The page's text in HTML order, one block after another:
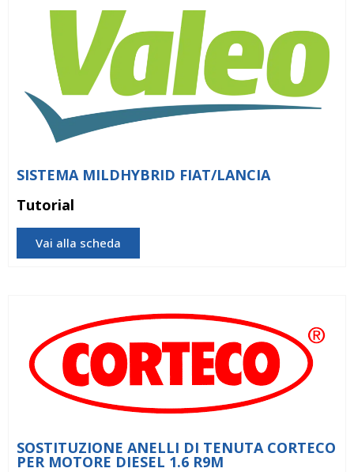
SISTEMA MILDHYBRID FIAT/LANCIA
Tutorial
Vai alla scheda
SOSTITUZIONE ANELLI DI TENUTA CORTECO
PER MOTORE DIESEL 1.6 R9M